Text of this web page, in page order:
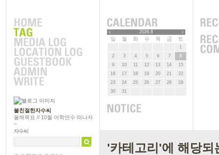
불친절한자수씨
올해목표 // 10월 어학연수 떠나자
~
자수씨
2026.8
일 월 화 수 목 금 토
1
2
3 4 5 6 7
8
9
10 11 12 13 14
15
16
17 18 19 20 21
22
23
24 25 26 27 28
29
30
31
'카테고리'에 해당되